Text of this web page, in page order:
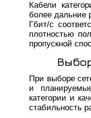
Кабели
более дальние
Гбит/с
плотностью
пропускной
При выборе
и
категории и
стабильность